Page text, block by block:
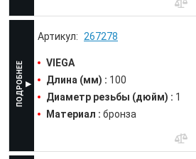
267278
VIEGA
Длина (мм) : 100
Диаметр резьбы (дюйм) : 1
Материал : бронза